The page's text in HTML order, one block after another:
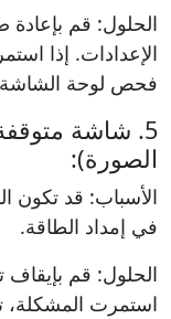
الحلول: قم بإعادة
الإعدادات. إذا
فحص لوحة الشاشة
5. شاشة
الصورة):
الأسباب: قد تكون
في إمداد الطاقة.
الحلول: قم بإيقاف
استمرت المشكلة،